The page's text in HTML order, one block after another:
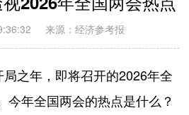
来源：经济参考报
之年，即将召开的2026年全
今年全国两会的热点是什么？